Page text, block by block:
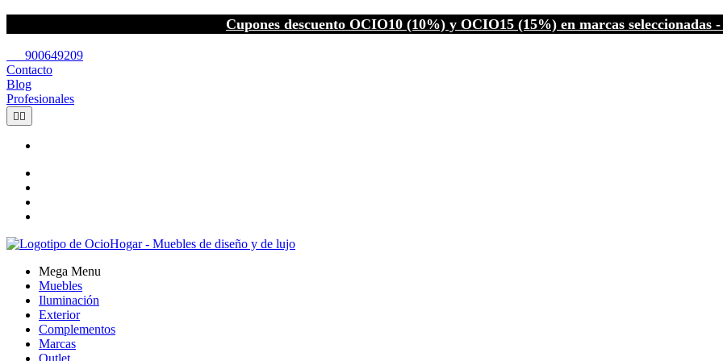
Cupones descuento OCIO10 (10%) y OCIO15 (15%) en marcas seleccionadas
900649209
Contacto
Blog
Profesionales
 
Mega Menu
Muebles
Iluminación
Exterior
Complementos
Marcas
Outlet